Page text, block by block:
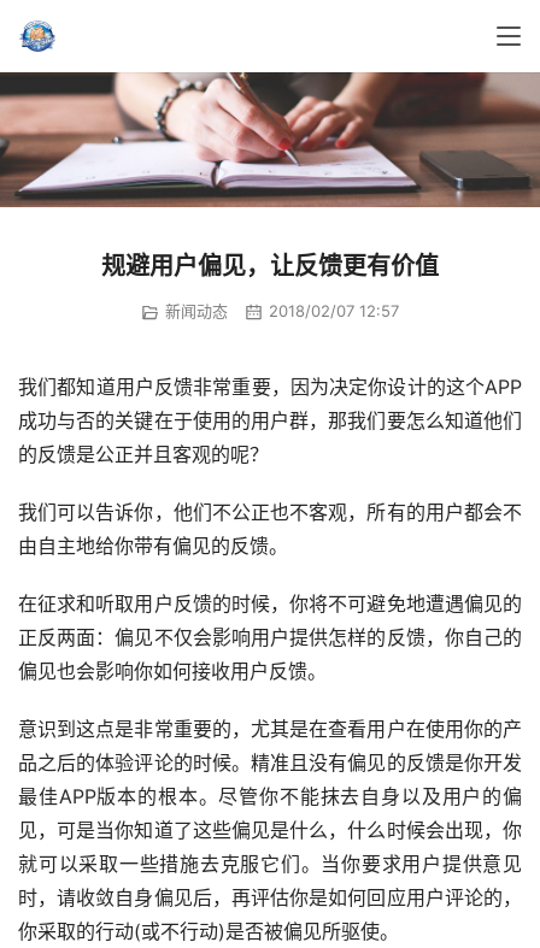
规避用户偏见，让反馈更有价值
新闻动态 2018/02/07 12:57
我们都知道用户反馈非常重要，因为决定你设计的这个APP
成功与否的关键在于使用的用户群，那我们要怎么知道他们
的反馈是公正并且客观的呢？
我们可以告诉你，他们不公正也不客观，所有的用户都会不
由自主地给你带有偏见的反馈。
在征求和听取用户反馈的时候，你将不可避免地遭遇偏见的
正反两面：偏见不仅会影响用户提供怎样的反馈，你自己的
偏见也会影响你如何接收用户反馈。
意识到这点是非常重要的，尤其是在查看用户在使用你的产
品之后的体验评论的时候。精准且没有偏见的反馈是你开发
最佳APP版本的根本。尽管你不能抹去自身以及用户的偏
见，可是当你知道了这些偏见是什么，什么时候会出现，你
就可以采取一些措施去克服它们。当你要求用户提供意见
时，请收敛自身偏见后，再评估你是如何回应用户评论的，
你采取的行动(或不行动)是否被偏见所驱使。